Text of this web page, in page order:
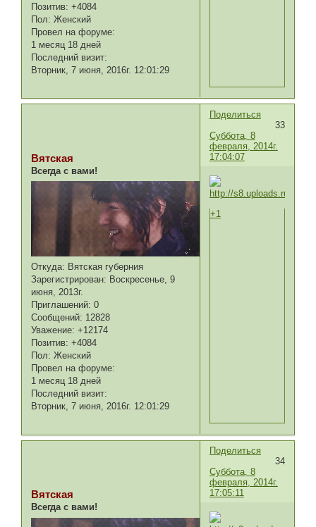
Позитив: +4084
Пол: Женский
Провел на форуме:
1 месяц 18 дней
Последний визит:
Вторник, 7 июня, 2016г. 12:01:29
Поделиться
33
Суббота, 8
февраля, 2014г.
17:04:07
Вятская
Всегда с вами!
Откуда: Вятская губерния
Зарегистрирован: Воскресенье, 9
июня, 2013г.
Приглашений: 0
Сообщений: 12828
Уважение: +12174
Позитив: +4084
Пол: Женский
Провел на форуме:
1 месяц 18 дней
Последний визит:
Вторник, 7 июня, 2016г. 12:01:29
+1
Поделиться
34
Суббота, 8
февраля, 2014г.
17:05:11
Вятская
Всегда с вами!